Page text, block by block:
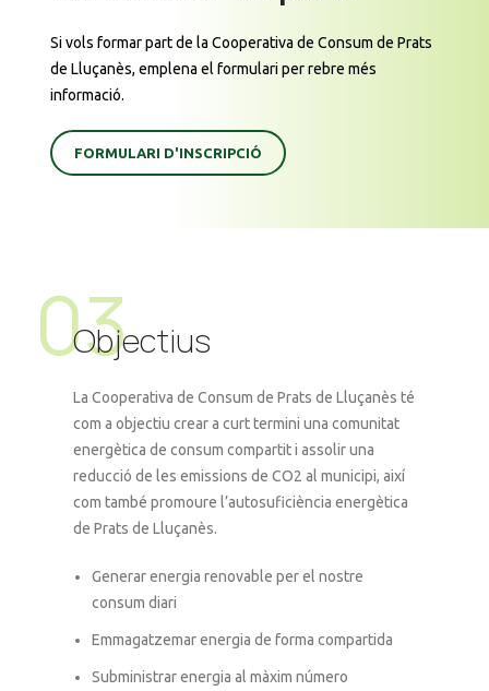
Si vols formar part de la Cooperativa de Consum de Prats
de Lluçanès, emplena el formulari per rebre més
informació.
FORMULARI D'INSCRIPCIÓ
03
Objectius
La Cooperativa de Consum de Prats de Lluçanès té
com a objectiu crear a curt termini una comunitat
energètica de consum compartit i assolir una
reducció de les emissions de CO2 al municipi, així
com també promoure l’autosuficiència energètica
de Prats de Lluçanès.
Generar energia renovable per el nostre
consum diari
Emmagatzemar energia de forma compartida
Subministrar energia al màxim número